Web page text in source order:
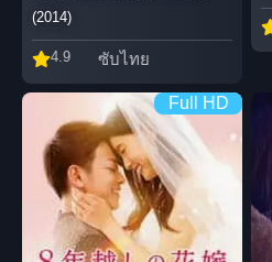
(2014)
4.9 ซับไทย
Full HD